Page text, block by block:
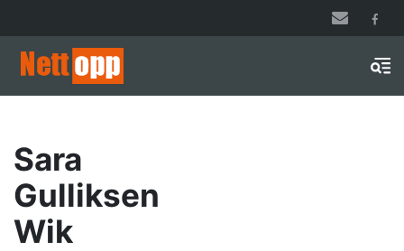
til
hovedinnhold
Sara
Gulliksen
Wik